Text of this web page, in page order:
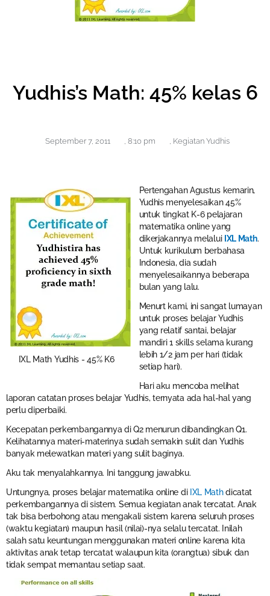
Yudhis’s Math: 45% kelas 6
September 7, 2011 , 8:10 pm , Kegiatan Yudhis
IXL Math Yudhis - 45% K6
Pertengahan Agustus kemarin,
Yudhis menyelesaikan 45%
untuk tingkat K-6 pelajaran
matematika online yang
dikerjakannya melalui IXL Math.
Untuk kurikulum berbahasa
Indonesia, dia sudah
menyelesaikannya beberapa
bulan yang lalu.
Menurt kami, ini sangat lumayan
untuk proses belajar Yudhis
yang relatif santai, belajar
mandiri 1 skills selama kurang
lebih 1/2 jam per hari (tidak
setiap hari).
Hari aku mencoba melihat
laporan catatan proses belajar Yudhis, ternyata ada hal-hal yang
perlu diperbaiki.
Kecepatan perkembangannya di Q2 menurun dibandingkan Q1.
Kelihatannya materi-materinya sudah semakin sulit dan Yudhis
banyak melewatkan materi yang sulit baginya.
Aku tak menyalahkannya. Ini tanggung jawabku.
Untungnya, proses belajar matematika online di IXL Mathdicatat
perkembangannya di sistem. Semua kegiatan anak tercatat. Anak
tak bisa berbohong atau mengakali sistem karena seluruh proses
(waktu kegiatan) maupun hasil (nilai)-nya selalu tercatat. Inilah
salah satu keuntungan menggunakan materi online karena kita
aktivitas anak tetap tercatat walaupun kita (orangtua) sibuk dan
tidak sempat memantau setiap saat.